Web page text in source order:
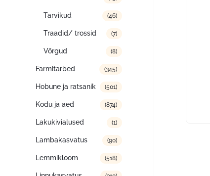
Tarvikud (46)
Traadid/ trossid (7)
Võrgud (8)
Farmitarbed (345)
Hobune ja ratsanik (501)
Kodu ja aed (874)
Lakukivialused (1)
Lambakasvatus (90)
Lemmikloom (518)